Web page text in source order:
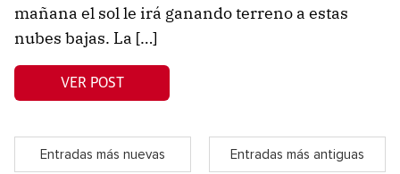
mañana el sol le irá ganando terreno a estas
nubes bajas. La […]
VER POST
Entradas más nuevas Entradas más antiguas